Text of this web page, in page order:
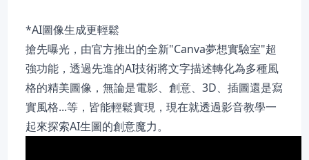
*AI圖像生成更輕鬆
搶先曝光，由官方推出的全新"Canva夢想實驗室"超
強功能，透過先進的AI技術將文字描述轉化為多種風
格的精美圖像，無論是電影、創意、3D、插圖還是寫
實風格...等，皆能輕鬆實現，現在就透過影音教學一
起來探索AI生圖的創意魔力。